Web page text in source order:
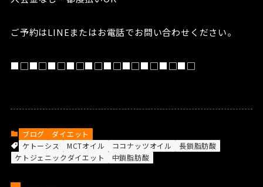
ご予約はLINEまたはお電話でお問い合わせください。
■□■□■□■□■□■□■□■□■□■□
ブログ
ダイエット
ケトーシス
MCTオイル ココナッツオイル
長鎖脂肪酸
ケトジェニックダイエット
中鎖脂肪酸